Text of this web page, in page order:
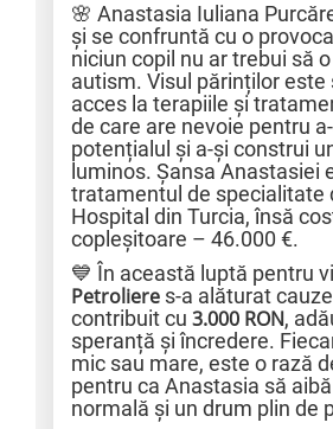
🌸 Anastasia Iuliana
și se confruntă cu o
niciun copil nu ar trebui să
autism. Visul părinților este
acces la terapiile și
de care are nevoie pentru
potențialul și a-și construi
luminos. Șansa Anastasiei
tratamentul de specialitate
Hospital din Turcia, însă
copleșitoare – 46.000 €.
💙 În această luptă pentru
Petroliere s-a alăturat
contribuit cu 3.000 RON,
speranță și încredere.
mic sau mare, este o rază
pentru ca Anastasia să
normală și un drum plin de